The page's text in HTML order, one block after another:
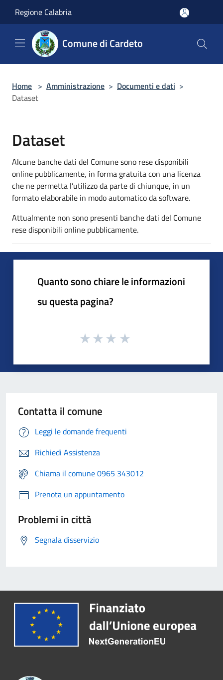
Regione Calabria
Comune di Cardeto
Home > Amministrazione > Documenti e dati >
Dataset
Dataset
Alcune banche dati del Comune sono rese disponibili
online pubblicamente, in forma gratuita con una licenza
che ne permetta l’utilizzo da parte di chiunque, in un
formato elaborabile in modo automatico da software.
Attualmente non sono presenti banche dati del Comune
rese disponibili online pubblicamente.
Quanto sono chiare le informazioni
su questa pagina?
Contatta il comune
Leggi le domande frequenti
Richiedi Assistenza
Chiama il comune 0965 343012
Prenota un appuntamento
Problemi in città
Segnala disservizio